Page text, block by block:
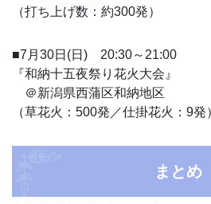
（打ち上げ数：約300発）
■7月30日(日) 20:30～21:00
『和納十五夜祭り花火大会』
＠新潟県西蒲区和納地区
（草花火：500発／仕掛花火：9発
まとめ